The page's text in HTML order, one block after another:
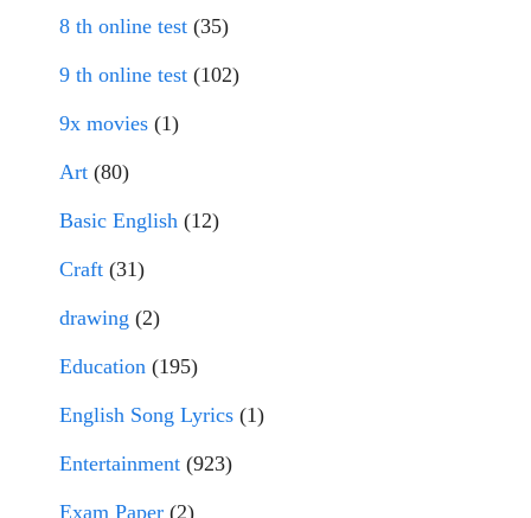
8 th online test (35)
9 th online test (102)
9x movies (1)
Art (80)
Basic English (12)
Craft (31)
drawing (2)
Education (195)
English Song Lyrics (1)
Entertainment (923)
Exam Paper (2)